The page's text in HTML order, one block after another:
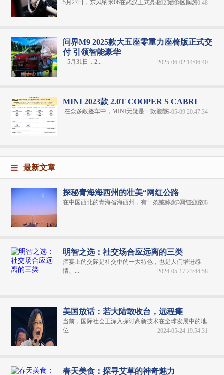
5月27日，东风纳米06在武汉正式亮相，定价区间为...
2025-06-01 14:50:48
问界M9 2025款大五座零重力座椅版正式交
付 引领智能豪华
5月31日，2... 2025-06-02 14:06:40
MINI 2023款 2.0T COOPER S CABRI
在众多敞篷车中，MINI无疑是一款能够...2025-05-09 20:47:34
最新文章
探秘青海海西州的壮美“网红公路
在中国西北的青海省海西州，有一条被称为“网红公路”...
2024-06-04 20:31:06
明智之选：社交场合应远离的三类
酒宴上的交际是社交中的一大特色，也是人们增进感
情、...
2024-05-17 23:44:58
美国放话：若大陆敢收台，远程瘫
当前，国际社会正深入探讨高新技术在全球发展中的地
位...
2024-05-24 19:54:31
春天美食：探寻艾草的神奇魅力